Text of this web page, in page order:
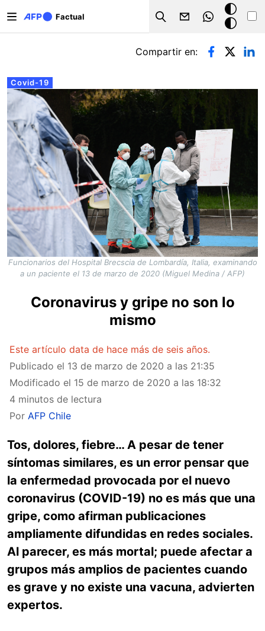
Factual
Search
Modo
oscuro
Solapas principales
Covid-19
Compartir en:
Funcionarios del Hospital Brecscia de Lombardía, Italia, examinando
a un paciente el 13 de marzo de 2020 (Miguel Medina / AFP)
Coronavirus y gripe no son lo
mismo
Este artículo data de hace más de seis años.
Publicado el 13 de marzo de 2020 a las 21:35
Modificado el 15 de marzo de 2020 a las 18:32
4 minutos de lectura
Por AFP Chile
Tos, dolores, fiebre… A pesar de tener
síntomas similares, es un error pensar que
la enfermedad provocada por el nuevo
coronavirus (COVID-19) no es más que una
gripe, como afirman publicaciones
ampliamente difundidas en redes sociales.
Al parecer, es más mortal; puede afectar a
grupos más amplios de pacientes cuando
es grave y no existe una vacuna, advierten
expertos.